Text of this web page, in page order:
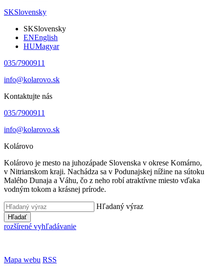
SKSlovensky
SKSlovensky
ENEnglish
HUMagyar
035/7900911
info@kolarovo.sk
Kontaktujte nás
035/7900911
info@kolarovo.sk
Kolárovo
Kolárovo je mesto na juhozápade Slovenska v okrese Komárno,
v Nitrianskom kraji. Nachádza sa v Podunajskej nížine na sútoku
Malého Dunaja a Váhu, čo z neho robí atraktívne miesto vďaka
vodným tokom a krásnej prírode.
Hľadaný výraz
Hľadať
rozšírené vyhľadávanie
Mapa webu RSS